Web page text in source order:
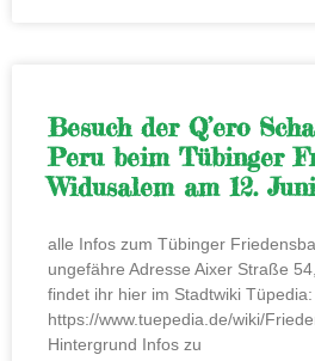
Besuch der Q’ero
Peru beim Tübinger
Widusalem am 12. Juni
alle Infos zum Tübinger
ungefähre Adresse Aixer Straße
findet ihr hier im Stadtwiki Tüpedia:
https://www.tuepedia.de/wiki/
Hintergrund Infos zu